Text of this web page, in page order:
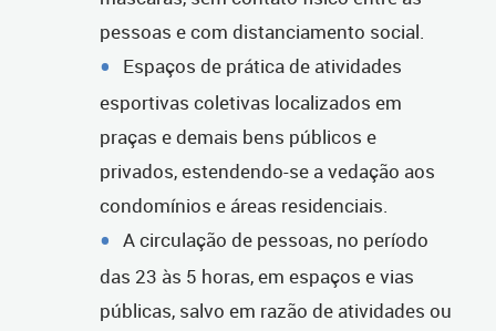
pessoas e com distanciamento social.
Espaços de prática de atividades
esportivas coletivas localizados em
praças e demais bens públicos e
privados, estendendo-se a vedação aos
condomínios e áreas residenciais.
A circulação de pessoas, no período
das 23 às 5 horas, em espaços e vias
públicas, salvo em razão de atividades ou